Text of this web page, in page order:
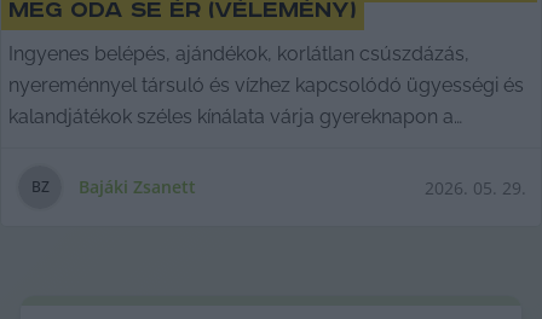
meg oda se ér (Vélemény)
Ingyenes belépés, ajándékok, korlátlan csúszdázás,
nyereménnyel társuló és vízhez kapcsolódó ügyességi és
kalandjátékok széles kínálata várja gyereknapon a
Kecskeméten. Bajáki Zsanett írása.
BZ Bajáki Zsanett 2026. 05. 29.